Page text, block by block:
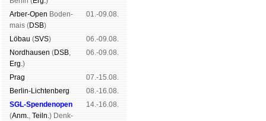
Arber-Open Boden­
mais (DSB)
01.-09.08.
Lö­bau (SVS)
06.-09.08.
Nord­hau­sen (DSB,
Erg.)
06.-09.08.
Prag
07.-15.08.
Berlin-Lich­ten­berg
08.-16.08.
SGL-Spenden­open
(Anm., Teiln.) Denk­
14.-16.08.